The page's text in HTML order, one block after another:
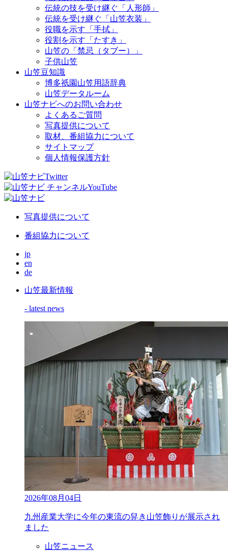
伝統の技を受け継ぐ「人形師」
伝統を受け継ぐ「山笠衣装」
役職を示す「手拭」
役割を示す「たすき」
山笠の「禁忌（タブー）」
子供山笠
山笠豆知識
博多祇園山笠用語辞典
山笠データルーム
山笠ナビへのお問い合わせ
よくあるご質問
写真提供について
取材、番組協力について
サイトマップ
個人情報保護方針
写真提供について
番組協力について
jp
en
de
山笠最新情報
- latest news
2026年08月04日
九州産業大学に今年の東流の舁き山笠飾りが展示され
ました
山笠ニュース